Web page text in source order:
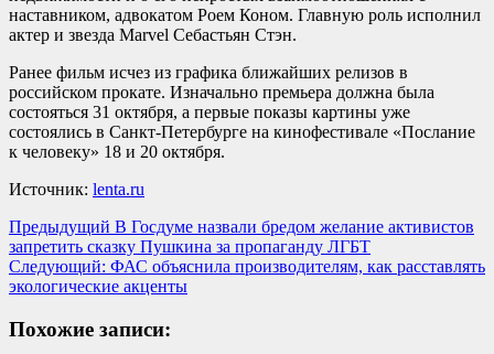
наставником, адвокатом Роем Коном. Главную роль исполнил
актер и звезда Marvel Себастьян Стэн.
Ранее фильм исчез из графика ближайших релизов в
российском прокате. Изначально премьера должна была
состояться 31 октября, а первые показы картины уже
состоялись в Санкт-Петербурге на кинофестивале «Послание
к человеку» 18 и 20 октября.
Источник: lenta.ru
Навигация
записи
Предыдущий В Госдуме назвали бредом желание активистов
запретить сказку Пушкина за пропаганду ЛГБТ
Следующий: ФАС объяснила производителям, как расставлять
экологические акценты
Похожие записи: